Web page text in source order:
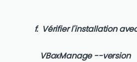
Vérifier l'installation
VBoxManage --version